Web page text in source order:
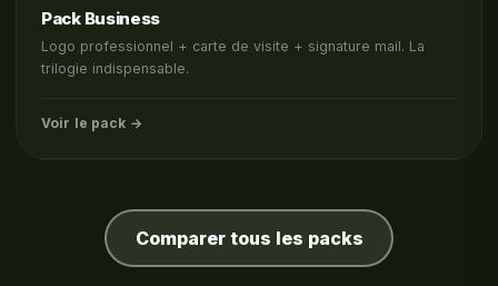
Pack Business
Logo professionnel + carte de visite + signature mail. La
trilogie indispensable.
Voir le pack →
Comparer tous les packs